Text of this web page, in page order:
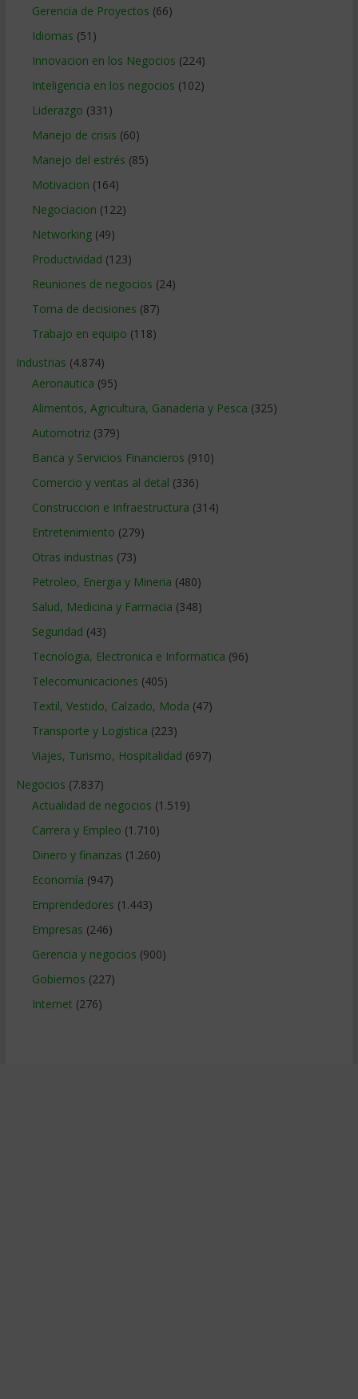
Gerencia de Proyectos (66)
Idiomas (51)
Innovacion en los Negocios (224)
Inteligencia en los negocios (102)
Liderazgo (331)
Manejo de crisis (60)
Manejo del estrés (85)
Motivacion (164)
Negociacion (122)
Networking(49)
Productividad (123)
Reuniones de negocios (24)
Toma de decisiones (87)
Trabajo en equipo (118)
Industrias (4.874)
Aeronautica (95)
Alimentos, Agricultura, Ganaderia y Pesca (325)
Automotriz(379)
Banca y Servicios Financieros (910)
Comercio y ventas al detal (336)
Construccion e Infraestructura (314)
Entretenimiento (279)
Otras industrias (73)
Petroleo, Energia y Mineria (480)
Salud, Medicina y Farmacia (348)
Seguridad (43)
Tecnologia, Electronica e Informatica (96)
Telecomunicaciones (405)
Textil, Vestido, Calzado, Moda (47)
Transporte y Logistica (223)
Viajes, Turismo, Hospitalidad (697)
Negocios (7.837)
Actualidad de negocios (1.519)
Carrera y Empleo (1.710)
Dinero y finanzas (1.260)
Economía (947)
Emprendedores (1.443)
Empresas (246)
Gerencia y negocios (900)
Gobiernos (227)
Internet (276)